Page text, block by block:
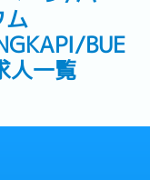
ム
BUE
人一覧